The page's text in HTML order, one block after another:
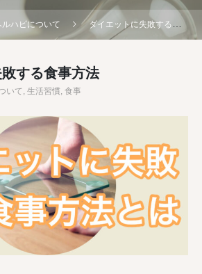
ルハピについて ダイエットに失敗する食事方法
する食事方法
いて 生活習慣 食事